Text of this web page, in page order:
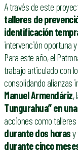
A través de este
talleres de
identificación
intervención oportuna
Para este año, el
trabajo articulado con
consolidando alianzas
Manuel Armendáriz,
Tungurahua” en
acciones como
durante dos horasy
durante cinco